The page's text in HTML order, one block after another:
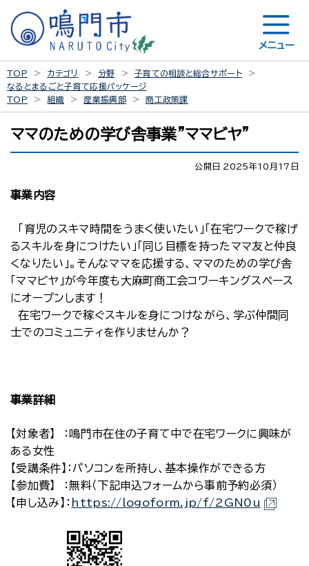
メニュー
TOP カテゴリ 分野
子育ての相談と総合サポート
なるとまるごと子育て応援パッケージ
TOP
組織 産業振興部 商工政策課
ママのための学び舎事業”ママビヤ”
公開日 2025年10月17日
事業内容
「育児のスキマ時間をうまく使いたい」「在宅ワークで稼げ
るスキルを身につけたい」「同じ目標を持ったママ友と仲良
くなりたい」。そんなママを応援する、ママのための学び舎
「ママビヤ」が今年度も大麻町商工会コワーキングスペース
にオープンします！
在宅ワークで稼ぐスキルを身につけながら、学ぶ仲間同
士でのコミュニティを作りませんか？
事業詳細
【対象者】 ：鳴門市在住の子育て中で在宅ワークに興味が
ある女性
【受講条件】：パソコンを所持し、基本操作ができる方
【参加費】 ：無料（下記申込フォームから事前予約必須）
【申し込み】： https://logoform.jp/f/2GN0u